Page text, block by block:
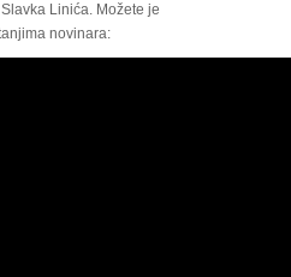
Linića. Možete je
novinara: